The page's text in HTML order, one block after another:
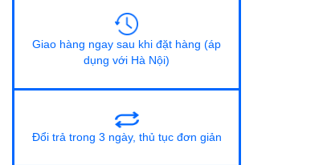
Giao hàng ngay sau khi đặt hàng (áp
dụng với Hà Nội)
Đổi trả trong 3 ngày, thủ tục đơn giản